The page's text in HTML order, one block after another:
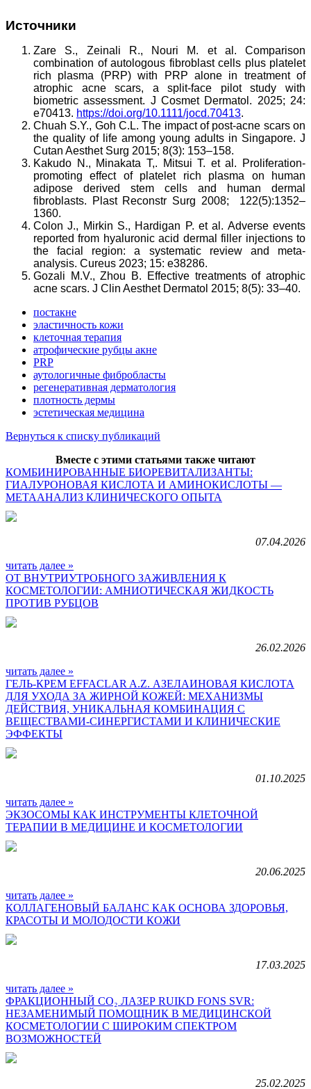
Источники
Zare S., Zeinali R., Nouri M. et al. Comparison
combination of autologous fibroblast cells plus platelet
rich plasma (PRP) with PRP alone in treatment of
atrophic acne scars, a split-face pilot study with
biometric assessment. J Cosmet Dermatol. 2025; 24:
e70413. https://doi.org/10.1111/jocd.70413.
Chuah S.Y., Goh C.L. The impact of post-acne scars on
the quality of life among young adults in Singapore. J
Cutan Aesthet Surg 2015; 8(3): 153–158.
Kakudo N., Minakata T,. Mitsui T. et al. Proliferation-
promoting effect of platelet rich plasma on human
adipose derived stem cells and human dermal
fibroblasts. Plast Reconstr Surg 2008; 122(5):1352–
1360.
Colon J., Mirkin S., Hardigan P. et al. Adverse events
reported from hyaluronic acid dermal filler injections to
the facial region: a systematic review and meta-
analysis. Cureus 2023; 15: e38286.
Gozali M.V., Zhou B. Effective treatments of atrophic
acne scars. J Clin Aesthet Dermatol 2015; 8(5): 33–40.
постакне
эластичность кожи
клеточная терапия
атрофические рубцы акне
PRP
аутологичные фибробласты
регенеративная дерматология
плотность дермы
эстетическая медицина
Вернуться к списку публикаций
Вместе с этими статьями также читают
КОМБИНИРОВАННЫЕ БИОРЕВИТАЛИЗАНТЫ:
ГИАЛУРОНОВАЯ КИСЛОТА И АМИНОКИСЛОТЫ —
МЕТААНАЛИЗ КЛИНИЧЕСКОГО ОПЫТА
07.04.2026
читать далее »
ОТ ВНУТРИУТРОБНОГО ЗАЖИВЛЕНИЯ К
КОСМЕТОЛОГИИ: АМНИОТИЧЕСКАЯ ЖИДКОСТЬ
ПРОТИВ РУБЦОВ
26.02.2026
читать далее »
ГЕЛЬ-КРЕМ EFFACLAR A.Z. АЗЕЛАИНОВАЯ КИСЛОТА
ДЛЯ УХОДА ЗА ЖИРНОЙ КОЖЕЙ: МЕХАНИЗМЫ
ДЕЙСТВИЯ, УНИКАЛЬНАЯ КОМБИНАЦИЯ С
ВЕЩЕСТВАМИ-СИНЕРГИСТАМИ И КЛИНИЧЕСКИЕ
ЭФФЕКТЫ
01.10.2025
читать далее »
ЭКЗОСОМЫ КАК ИНСТРУМЕНТЫ КЛЕТОЧНОЙ
ТЕРАПИИ В МЕДИЦИНЕ И КОСМЕТОЛОГИИ
20.06.2025
читать далее »
КОЛЛАГЕНОВЫЙ БАЛАНС КАК ОСНОВА ЗДОРОВЬЯ,
КРАСОТЫ И МОЛОДОСТИ КОЖИ
17.03.2025
читать далее »
ФРАКЦИОННЫЙ CO₂ ЛАЗЕР RUIKD FONS SVR:
НЕЗАМЕНИМЫЙ ПОМОЩНИК В МЕДИЦИНСКОЙ
КОСМЕТОЛОГИИ С ШИРОКИМ СПЕКТРОМ
ВОЗМОЖНОСТЕЙ
25.02.2025